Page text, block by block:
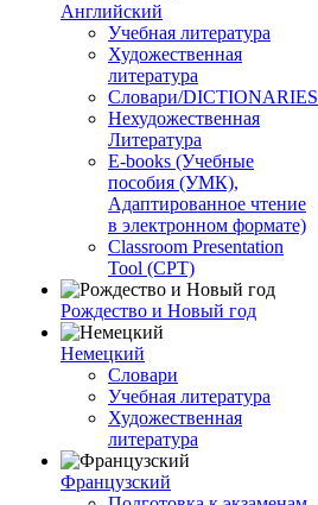
Английский
Учебная литература
Художественная
литература
Словари/DICTIONARIES
Нехудожественная
Литература
E-books (Учебные
пособия (УМК),
Адаптированное чтение
в электронном формате)
Classroom Presentation
Tool (CPT)
Рождество и Новый год
Немецкий
Словари
Учебная литература
Художественная
литература
Французский